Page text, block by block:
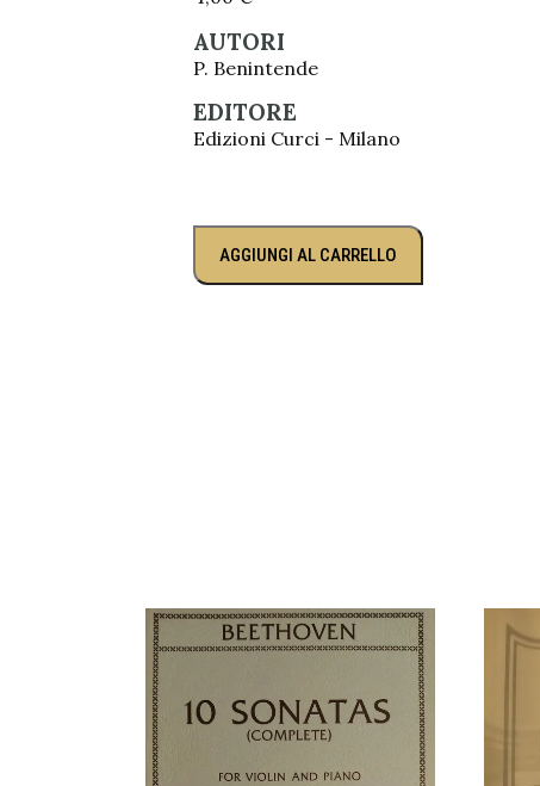
AUTORI
P. Benintende
EDITORE
Edizioni Curci - Milano
AGGIUNGI AL CARRELLO